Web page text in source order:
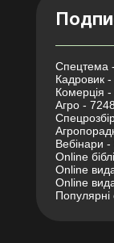
Спецтема -
Кадровик -
Комерція -
Агро - 7248
Вебінари -
Online
Online
Online
Популярні